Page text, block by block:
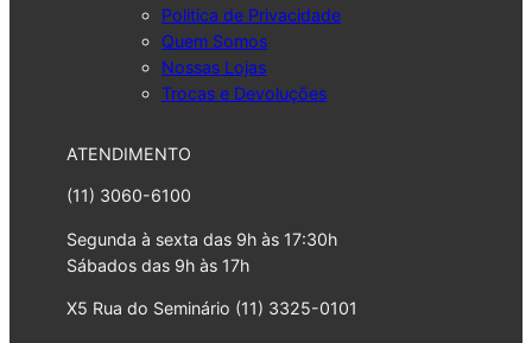
Politica de Privacidade
Quem Somos
Nossas Lojas
Trocas e Devoluções
ATENDIMENTO
(11) 3060-6100
Segunda à sexta das 9h às 17:30h
Sábados das 9h às 17h
X5 Rua do Seminário (11) 3325-0101